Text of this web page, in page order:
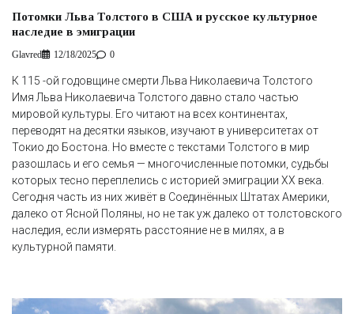
Потомки Льва Толстого в США и русское культурное
наследие в эмиграции
Glavred 12/18/2025 0
К 115 -ой годовщине смерти Льва Николаевича Толстого
Имя Льва Николаевича Толстого давно стало частью
мировой культуры. Его читают на всех континентах,
переводят на десятки языков, изучают в университетах от
Токио до Бостона. Но вместе с текстами Толстого в мир
разошлась и его семья — многочисленные потомки, судьбы
которых тесно переплелись с историей эмиграции XX века.
Сегодня часть из них живёт в Соединённых Штатах Америки,
далеко от Ясной Поляны, но не так уж далеко от толстовского
наследия, если измерять расстояние не в милях, а в
культурной памяти.